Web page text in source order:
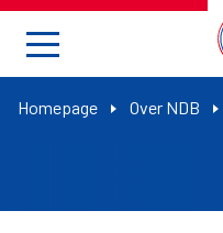
Homepage Over NDB